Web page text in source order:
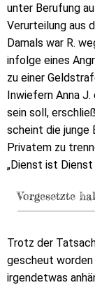
unter Berufung
Verurteilung aus
Damals war R.
infolge eines
zu einer
Inwiefern Anna
sein soll,
scheint die junge
Privatem zu
„Dienst ist Dienst
Vorgesetzte
Trotz der
gescheut worden
irgendetwas